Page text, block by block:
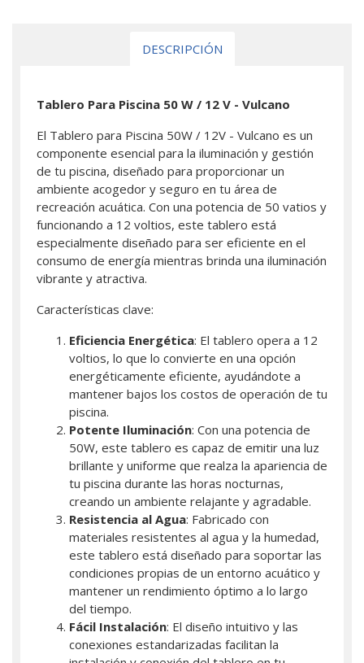
DESCRIPCIÓN
Tablero Para Piscina 50 W / 12 V - Vulcano
El Tablero para Piscina 50W / 12V - Vulcano es un
componente esencial para la iluminación y gestión
de tu piscina, diseñado para proporcionar un
ambiente acogedor y seguro en tu área de
recreación acuática. Con una potencia de 50 vatios y
funcionando a 12 voltios, este tablero está
especialmente diseñado para ser eficiente en el
consumo de energía mientras brinda una iluminación
vibrante y atractiva.
Características clave:
Eficiencia Energética: El tablero opera a 12
voltios, lo que lo convierte en una opción
energéticamente eficiente, ayudándote a
mantener bajos los costos de operación de tu
piscina.
Potente Iluminación: Con una potencia de
50W, este tablero es capaz de emitir una luz
brillante y uniforme que realza la apariencia de
tu piscina durante las horas nocturnas,
creando un ambiente relajante y agradable.
Resistencia al Agua: Fabricado con
materiales resistentes al agua y la humedad,
este tablero está diseñado para soportar las
condiciones propias de un entorno acuático y
mantener un rendimiento óptimo a lo largo
del tiempo.
Fácil Instalación: El diseño intuitivo y las
conexiones estandarizadas facilitan la